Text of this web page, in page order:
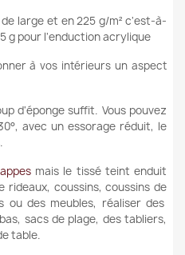
large et en 225 g/m² c'est-à-
g pour l'enduction acrylique
à vos intérieurs un aspect
d'éponge suffit. Vous pouvez
avec un essorage réduit, le
mais le tissé teint enduit
rideaux, coussins, coussins de
ou des meubles, réaliser des
sacs de plage, des tabliers,
table.